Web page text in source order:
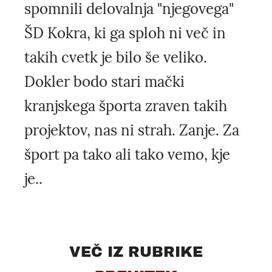
spomnili delovalnja "njegovega"
ŠD Kokra, ki ga sploh ni več in
takih cvetk je bilo še veliko.
Dokler bodo stari mački
kranjskega športa zraven takih
projektov, nas ni strah. Zanje. Za
šport pa tako ali tako vemo, kje
je..
VEČ IZ RUBRIKE